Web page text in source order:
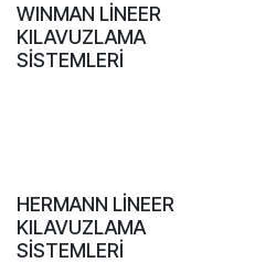
WINMAN LİNEER
KILAVUZLAMA
SİSTEMLERİ
HERMANN LİNEER
KILAVUZLAMA
SİSTEMLERİ